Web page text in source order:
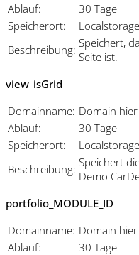
Ablauf:
30 Tage
Speicherort:
Localstorage
Beschreibung: Speichert,
Seite ist.
view_isGrid
Domainname: Domain
Ablauf:
30 Tage
Speicherort:
Localstorage
Beschreibung: Speichert
Demo
portfolio_MODULE_ID
Domainname: Domain
Ablauf:
30 Tage